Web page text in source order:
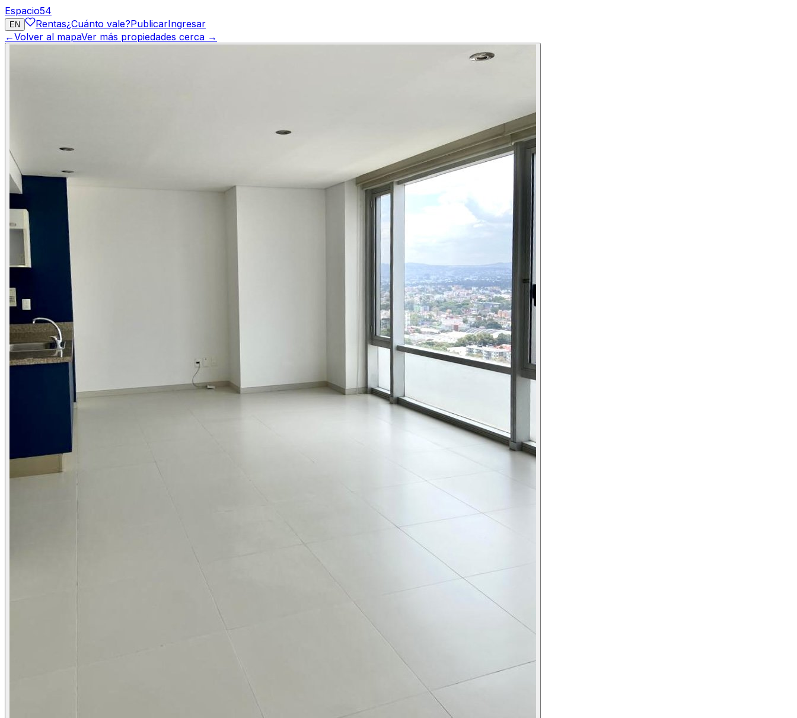
Espacio54
EN Rentas¿Cuánto vale?PublicarIngresar
←Volver al mapaVer más propiedades cerca →